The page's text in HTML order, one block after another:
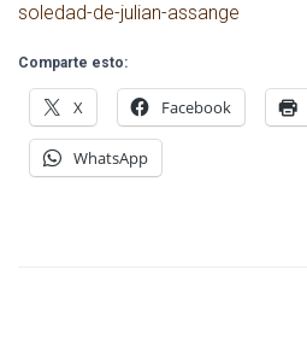
soledad-de-julian-assange
Comparte esto:
X Facebook
WhatsApp